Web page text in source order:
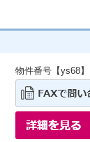
物件番号【ys68】